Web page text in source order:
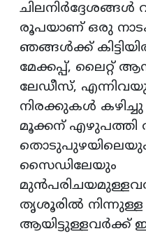
രൂപയാണ് ഒരു
ഞങ്ങൾക്ക്
മേക്കപ്പ്, ലൈറ്റ്
ലേഡീസ്,
നിരക്കുകൾ
മൂക്കന് എഴുപത്തി
സൈഡിലേയും
തൃശൂരിൽ
ആയിട്ടുള്ളവർക്ക്